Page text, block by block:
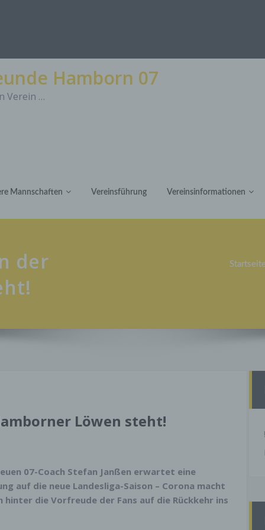
Hamborn 07
Verein …
Mannschaften Vereinsführung Vereinsinformationen
der
Löwen steht!
07-Coach Stefan Janßen erwartet eine
auf die neue Landesliga-Saison – Corona macht
hinter die Vorfreude der Fans auf die Rückkehr ins